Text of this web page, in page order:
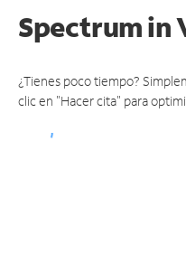
Spectrumin
¿Tienes poco tiempo?
clic en "Hacer cita" para